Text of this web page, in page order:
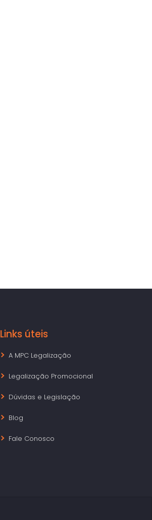
Links úteis
A MPC Legalização
Legalização Promocional
Dúvidas e Legislação
Blog
Fale Conosco